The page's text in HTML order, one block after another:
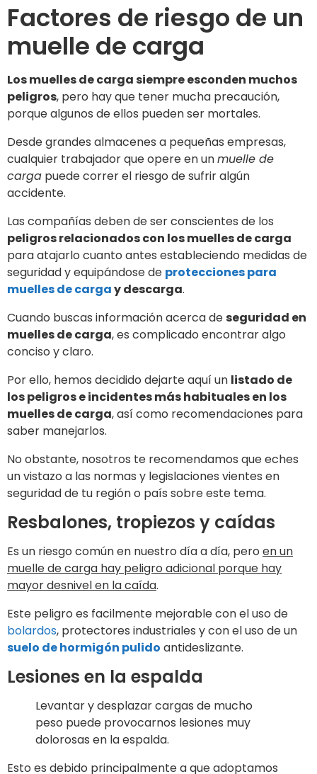
Factores de riesgo de un
muelle de carga
Los muelles de carga siempre esconden muchos
peligros, pero hay que tener mucha precaución,
porque algunos de ellos pueden ser mortales.
Desde grandes almacenes a pequeñas empresas,
cualquier trabajador que opere en unmuelle de
carga puede correr el riesgo de sufrir algún
accidente.
Las compañías deben de ser conscientes de los
peligros relacionados con los muelles de carga
para atajarlo cuanto antes estableciendo medidas de
seguridad y equipándose de protecciones para
muelles de cargay descarga.
Cuando buscas información acerca deseguridad en
muelles de carga, es complicado encontrar algo
conciso y claro.
Por ello, hemos decidido dejarte aquí un listado de
los peligros e incidentes más habituales en los
muelles de carga, así como recomendaciones para
saber manejarlos.
No obstante, nosotros te recomendamos que eches
un vistazo a las normas y legislaciones vientes en
seguridad de tu región o país sobre este tema.
Resbalones, tropiezos y caídas
Es un riesgo común en nuestro día a día, pero en un
muelle de carga hay peligro adicional porque hay
mayor desnivel en la caída.
Este peligro es facilmente mejorable con el uso de
bolardos, protectores industriales y con el uso de un
suelo de hormigón pulido antideslizante.
Lesiones en la espalda
Levantar y desplazar cargas de mucho
peso puede provocarnos lesiones muy
dolorosas en la espalda.
Esto es debido principalmente a que adoptamos